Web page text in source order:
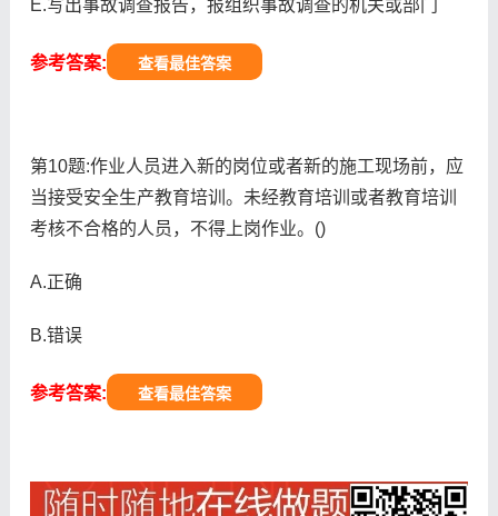
E.写出事故调查报告，报组织事故调查的机关或部门
参考答案: 查看最佳答案
第10题:作业人员进入新的岗位或者新的施工现场前，应
当接受安全生产教育培训。未经教育培训或者教育培训
考核不合格的人员，不得上岗作业。()
A.正确
B.错误
参考答案: 查看最佳答案